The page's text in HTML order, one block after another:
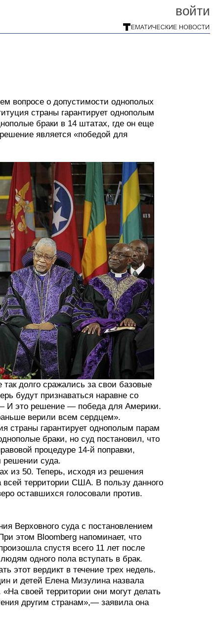
войти
вопросе о допустимости однополых
страны гарантирует однополым
браки в 14 штатах, где он еще
является «победой для
долго сражались за свои базовые
будут признаваться наравне со
И это решение — победа для Америки.
верили всем сердцем».
страны гарантирует однополым парам
браки, но суд постановил, что
процедуре 14-й поправки,
решении суда.
из 50. Теперь, исходя из решения
всей территории США. В пользу данного
оставшихся голосовали против.
Верховного суда с постановлением
этом Bloomberg напоминает, что
спустя всего 11 лет после
одного пола вступать в брак.
этот вердикт в течение трех недель.
и детей Елена Мизулина назвала
своей территории они могут делать
другим странам»,— заявила она